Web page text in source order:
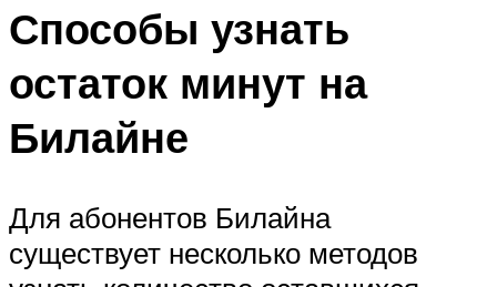
Способы узнать
остаток минут на
Билайне
Для абонентов Билайна
существует несколько методов